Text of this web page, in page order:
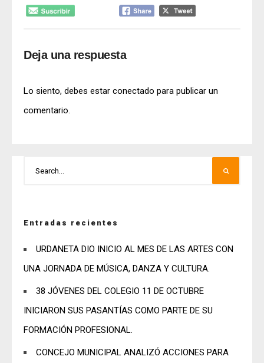
Deja una respuesta
Lo siento, debes estar conectado para publicar un
comentario.
Entradas recientes
URDANETA DIO INICIO AL MES DE LAS ARTES CON
UNA JORNADA DE MÚSICA, DANZA Y CULTURA.
38 JÓVENES DEL COLEGIO 11 DE OCTUBRE
INICIARON SUS PASANTÍAS COMO PARTE DE SU
FORMACIÓN PROFESIONAL.
CONCEJO MUNICIPAL ANALIZÓ ACCIONES PARA